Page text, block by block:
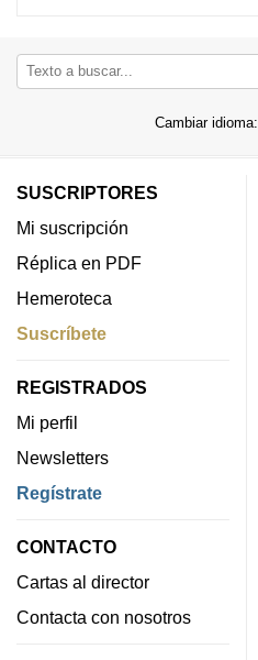
Cambiar idioma:
SUSCRIPTORES
Mi suscripción
Réplica en PDF
Hemeroteca
Suscríbete
REGISTRADOS
Mi perfil
Newsletters
Regístrate
CONTACTO
Cartas al director
Contacta con nosotros